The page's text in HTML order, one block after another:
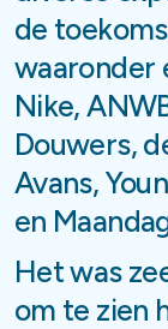
de
waaronder
Nike,
Douwers,
Avans,
en
Het was
om te zien